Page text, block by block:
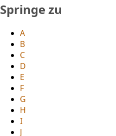
Springe zu
A
B
C
D
E
F
G
H
I
J